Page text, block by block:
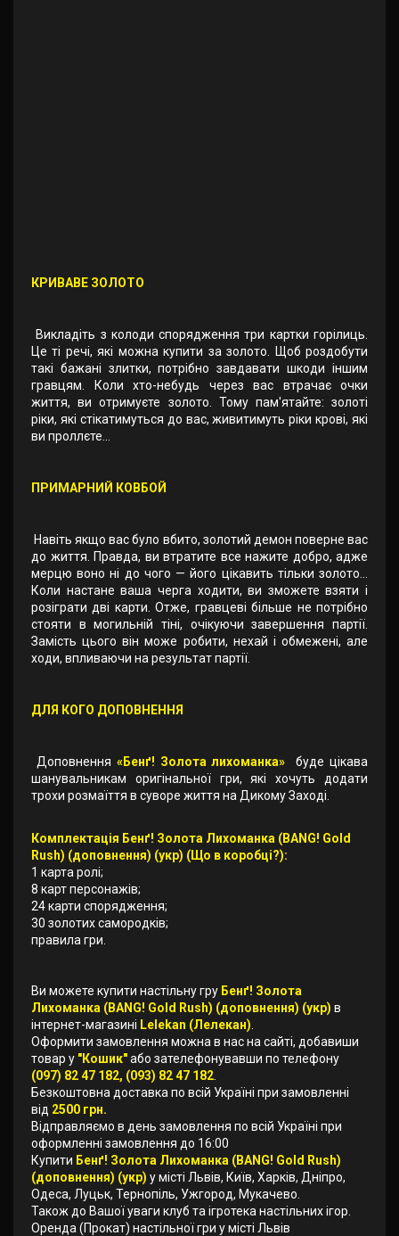
КРИВАВЕ ЗОЛОТО
Викладіть з колоди спорядження три картки горілиць.
Це ті речі, які можна купити за золото. Щоб роздобути
такі бажані злитки, потрібно завдавати шкоди іншим
гравцям. Коли хто-небудь через вас втрачає очки
життя, ви отримуєте золото. Тому пам'ятайте: золоті
ріки, які стікатимуться до вас, живитимуть ріки крові, які
ви проллєте…
ПРИМАРНИЙ КОВБОЙ
Навіть якщо вас було вбито, золотий демон поверне вас
до життя. Правда, ви втратите все нажите добро, адже
мерцю воно ні до чого — його цікавить тільки золото…
Коли настане ваша черга ходити, ви зможете взяти і
розіграти дві карти. Отже, гравцеві більше не потрібно
стояти в могильній тіні, очікуючи завершення партії.
Замість цього він може робити, нехай і обмежені, але
ходи, впливаючи на результат партії.
ДЛЯ КОГО ДОПОВНЕННЯ
Доповнення «Бенґ! Золота лихоманка» буде цікава
шанувальникам оригінальної гри, які хочуть додати
трохи розмаїття в суворе життя на Дикому Заході.
Комплектація Бенґ! Золота Лихоманка (BANG! Gold
Rush) (доповнення) (укр) (Що в коробці?):
1 карта ролі;
8 карт персонажів;
24 карти спорядження;
30 золотих самородків;
правила гри.
Ви можете купити настільну гру Бенґ! Золота
Лихоманка (BANG! Gold Rush) (доповнення) (укр) в
інтернет-магазині Lelekan (Лелекан)
Оформити замовлення можна в нас на сайті, добавиши
товар у "Кошик"або зателефонувавши по телефону
(097) 82 47 182, (093) 82 47 182
Безкоштовна доставка по всій Україні при замовленні
від 2500 грн.
Відправляємо в день замовлення по всій Україні при
оформленні замовлення до 16:00
Купити Бенґ! Золота Лихоманка (BANG! Gold Rush)
(доповнення) (укр) у місті Львів, Київ, Харків, Дніпро,
Одеса, Луцьк, Тернопіль, Ужгород, Мукачево.
Також до Вашої уваги клуб та ігротека настільних ігор.
Оренда (Прокат) настільної гри у місті Львів